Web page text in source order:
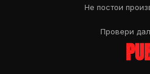
Не постои
Провери